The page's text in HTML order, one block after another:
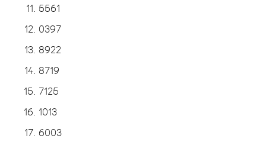
5561
0397
8922
8719
7125
1013
6003